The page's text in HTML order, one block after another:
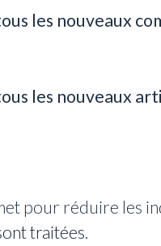
les nouveaux
les nouveaux
pour réduire les
traitées.